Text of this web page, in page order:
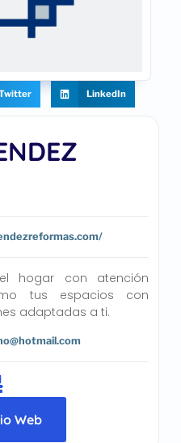
hogar con atención
tus espacios con
adaptadas a ti.
Web
LinkedIn